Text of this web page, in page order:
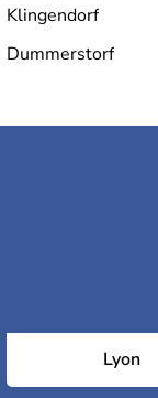
Klingendorf
Dummerstorf
Lyon